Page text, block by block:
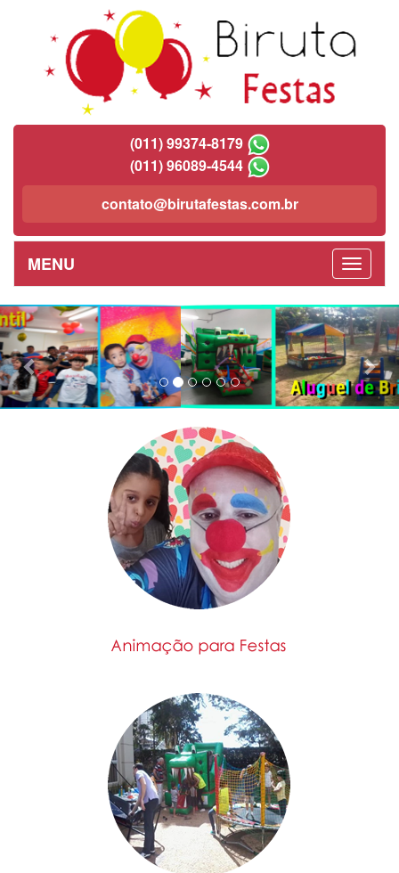
(011) 99374-8179
(011) 96089-4544
contato@birutafestas.com.br
MENU
Previous